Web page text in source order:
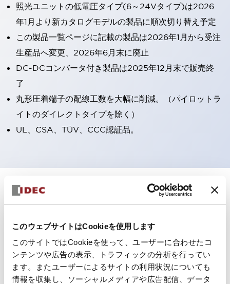
このウェブサイトはCookieを使用します
このサイトではCookieを使って、ユーザーに合わせたコ
ンテンツや広告の表示、トラフィックの分析を行ってい
ます。またユーザーによるサイトの利用状況についても
情報を収集し、ソーシャルメディアや広告配信、データ
照光ユニットの低電圧タイプ(6～24Vタイプ)は2026
年1月より新カタログモデルの製品に順次切り替え予定
この製品一覧ページに記載の製品は2026年1月から受注
生産品へ変更、2026年6月末に廃止
DC-DCコンバータ付き製品は2025年12月末で販売終
了
丸形圧着端子の配線工数を大幅に削減。（パイロットラ
イトのダイレクトタイプを除く）
UL、CSA、TÜV、CCC認証品。
仕様 すべて展開+
電気的仕様(照光部定格)
環境仕様